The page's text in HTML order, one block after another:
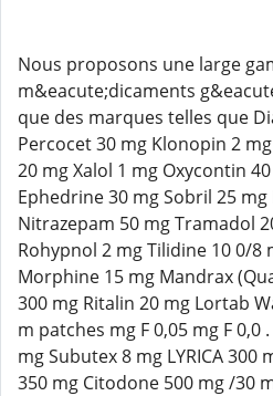
Nous proposons une large
m&eacute;dicaments
que des marques telles que
Percocet 30 mg Klonopin 2
20 mg Xalol 1 mg Oxycontin
Ephedrine 30 mg Sobril 25
Nitrazepam 50 mg Tramadol
Rohypnol 2 mg Tilidine 10 0/8
Morphine 15 mg Mandrax
300 mg Ritalin 20 mg Lortab
m patches mg F 0,05 mg F
mg Subutex 8 mg LYRICA 300
350 mg Citodone 500 mg /30